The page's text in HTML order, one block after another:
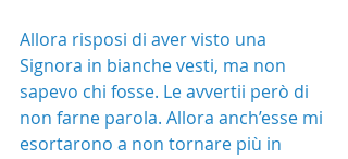
Allora risposi di aver visto una
Signora in bianche vesti, ma non
sapevo chi fosse. Le avvertii però di
non farne parola. Allora anch’esse mi
esortarono a non tornare più in